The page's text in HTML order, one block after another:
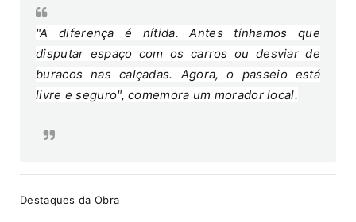
"A diferença é nítida. Antes tínhamos que
disputar espaço com os carros ou desviar de
buracos nas calçadas. Agora, o passeio está
livre e seguro", comemora um morador local.
Destaques da Obra